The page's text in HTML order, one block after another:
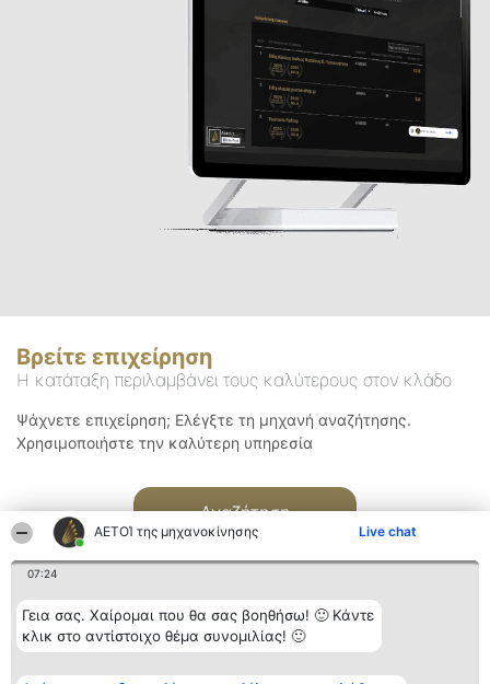
ΑΕΤΟΊ της μηχανοκίνησης Live chat
07:24
Γεια σας. Χαίρομαι που θα σας βοηθήσω! 🙂 Κάντε
κλικ στο αντίστοιχο θέμα συνομιλίας! 🙂
Βρείτε επιχείρηση
Η κατάταξη περιλαμβάνει τους καλύτερους στον κλάδο
Ψάχνετε επιχείρηση; Ελέγξτε τη μηχανή αναζήτησης.
Χρησιμοποιήστε την καλύτερη υπηρεσία
Αναζήτηση
Διοργανωτής της
Κατάταξη Επικοινωνία